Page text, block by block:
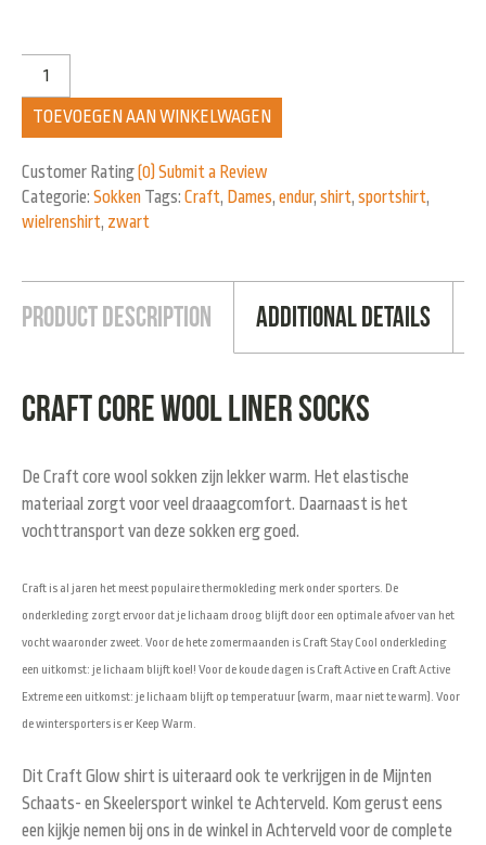
TOEVOEGEN AAN WINKELWAGEN
Customer Rating(0) Submit a Review
Categorie: Sokken Tags: Craft, Dames, endur, shirt, sportshirt,
wielrenshirt, zwart
Product Description Additional Details
Craft core wool liner socks
De Craft core wool sokken zijn lekker warm. Het elastische
materiaal zorgt voor veel draaagcomfort. Daarnaast is het
vochttransport van deze sokken erg goed.
Craft is al jaren het meest populaire thermokleding merk onder sporters. De
onderkleding zorgt ervoor dat je lichaam droog blijft door een optimale afvoer van het
vocht waaronder zweet. Voor de hete zomermaanden is Craft Stay Cool onderkleding
een uitkomst: je lichaam blijft koel! Voor de koude dagen is Craft Active en Craft Active
Extreme een uitkomst: je lichaam blijft op temperatuur (warm, maar niet te warm). Voor
de wintersporters is er Keep Warm.
Dit Craft Glow shirt is uiteraard ook te verkrijgen in de Mijnten
Schaats- en Skeelersport winkel te Achterveld. Kom gerust eens
een kijkje nemen bij ons in de winkel in Achterveld voor de complete